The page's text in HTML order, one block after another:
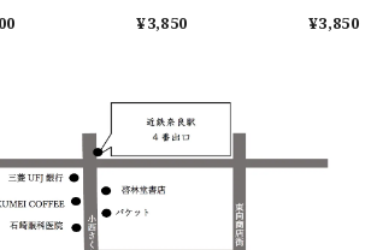
¥3,850
¥3,850